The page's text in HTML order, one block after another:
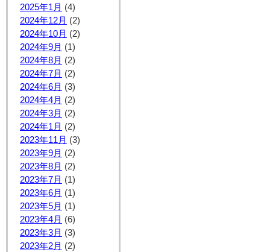
2025年1月 (4)
2024年12月 (2)
2024年10月 (2)
2024年9月 (1)
2024年8月 (2)
2024年7月 (2)
2024年6月 (3)
2024年4月 (2)
2024年3月 (2)
2024年1月 (2)
2023年11月 (3)
2023年9月 (2)
2023年8月 (2)
2023年7月 (1)
2023年6月 (1)
2023年5月 (1)
2023年4月 (6)
2023年3月 (3)
2023年2月 (2)